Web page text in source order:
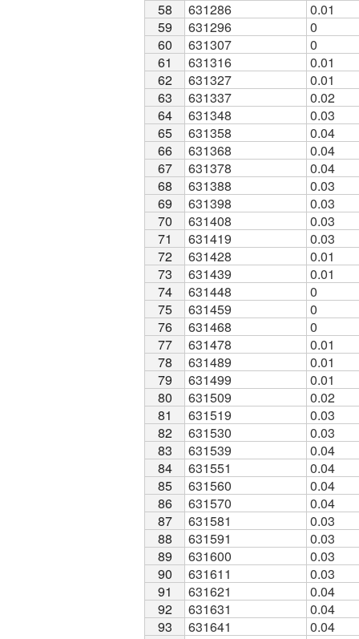
58
631286
0.01
59
631296
0
60
631307
0
61
631316
0.01
62
631327
0.01
63
631337
0.02
64
631348
0.03
65
631358
0.04
66
631368
0.04
67
631378
0.04
68
631388
0.03
69
631398
0.03
70
631408
0.03
71
631419
0.03
72
631428
0.01
73
631439
0.01
74
631448
0
75
631459
0
76
631468
0
77
631478
0.01
78
631489
0.01
79
631499
0.01
80
631509
0.02
81
631519
0.03
82
631530
0.03
83
631539
0.04
84
631551
0.04
85
631560
0.04
86
631570
0.04
87
631581
0.03
88
631591
0.03
89
631600
0.03
90
631611
0.03
91
631621
0.04
92
631631
0.04
93
631641
0.04
58
59
60
61
62
63
64
65
66
67
68
69
70
71
72
73
74
75
76
77
78
79
80
81
82
83
84
85
86
87
88
89
90
91
92
93